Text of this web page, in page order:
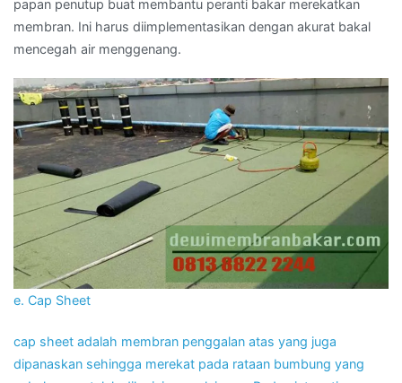
papan penutup buat membantu peranti bakar merekatkan
membran. Ini harus diimplementasikan dengan akurat bakal
mencegah air menggenang.
e. Cap Sheet
cap sheet adalah membran penggalan atas yang juga
dipanaskan sehingga merekat pada rataan bumbung yang